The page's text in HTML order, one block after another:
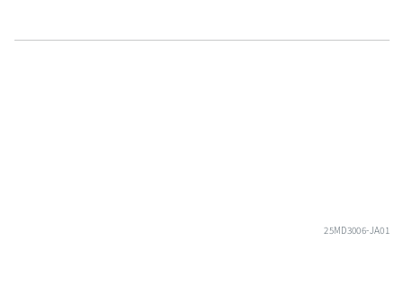
25MD3006-JA01